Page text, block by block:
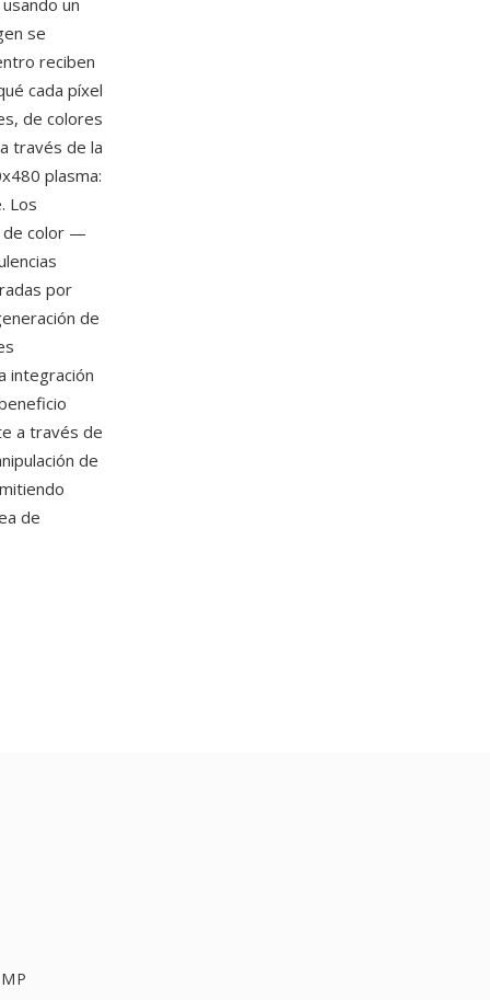
un
se
reciben
cada píxel
de colores
través de la
plasma:
Los
de color —
por
de
integración
a través de
de
de